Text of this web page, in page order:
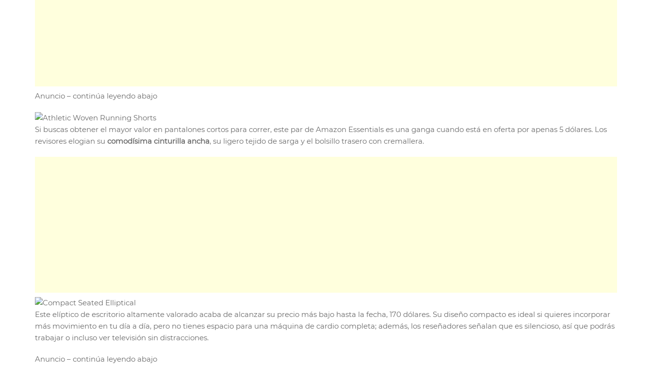
Anuncio – continúa leyendo abajo
Si buscas obtener el mayor valor en pantalones cortos para correr, este par de Amazon Essentials es una ganga cuando está en oferta por apenas 5 dólares. Los
revisores elogian su comodísima cinturilla ancha, su ligero tejido de sarga y el bolsillo trasero con cremallera.
Este elíptico de escritorio altamente valorado acaba de alcanzar su precio más bajo hasta la fecha, 170 dólares. Su diseño compacto es ideal si quieres incorporar
más movimiento en tu día a día, pero no tienes espacio para una máquina de cardio completa; además, los reseñadores señalan que es silencioso, así que podrás
trabajar o incluso ver televisión sin distracciones.
Anuncio – continúa leyendo abajo